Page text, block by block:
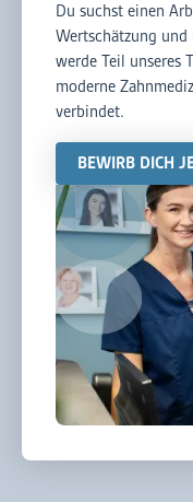
Du suchst einen
Wertschätzung
werde Teil unseres
moderne
verbindet.
BEWIRB DICH